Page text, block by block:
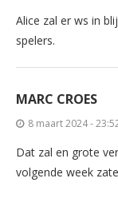
Alice zal er ws in
spelers.
MARC CROES
8 maart 2024 -
Dat zal en grote
volgende week